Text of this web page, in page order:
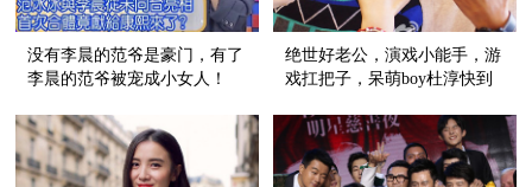
没有李晨的范爷是豪门，有了
李晨的范爷被宠成小女人！
绝世好老公，演戏小能手，游
戏扛把子，呆萌boy杜淳快到